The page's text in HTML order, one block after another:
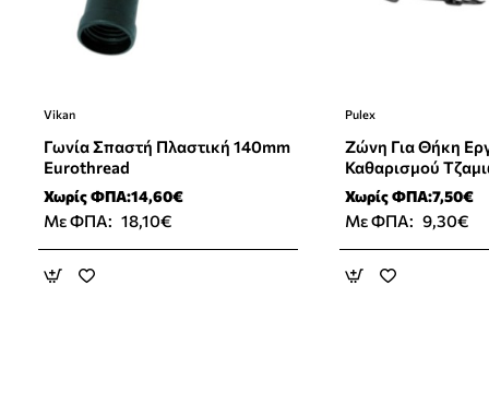
Vikan
Γωνία Σπαστή Πλαστική 140mm
Eurothread
Χωρίς ΦΠΑ:14,60€
Με ΦΠΑ: 18,10€
Pulex
Ζώνη Για Θήκη
Καθαρισμού
Χωρίς ΦΠΑ:7,50€
Με ΦΠΑ: 9,30€